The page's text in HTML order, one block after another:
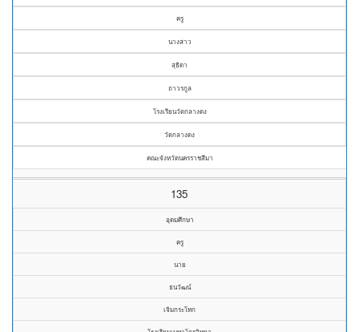
ครู
นางสาว
สุธิดา
ถาวรกูล
โรงเรียนวัดกลางดง
วัดกลางดง
คณะจังหวัดนครราชสีมา
135
อุดมศึกษา
ครู
นาย
ธนวัฒน์
เจิมกระโทก